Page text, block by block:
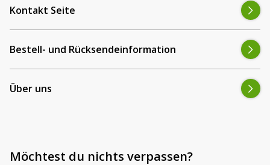
Kontakt Seite
Bestell- und Rücksendeinformation
Über uns
Möchtest du nichts verpassen?